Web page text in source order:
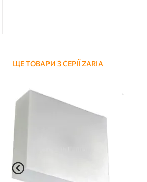
ЩЕ ТОВАРИ З СЕРІЇ ZARIA